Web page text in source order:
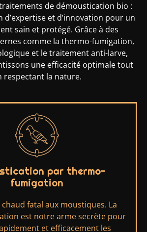
de démoustication bio :
d’expertise et d’innovation pour un
sain et protégé. Grâce à des
comme la thermo-fumigation,
et le traitement anti-larve,
une efficacité optimale tout
respectant la nature.
par thermo-
fumigation
fatal aux moustiques. La
est notre arme secrète pour
et efficacement les